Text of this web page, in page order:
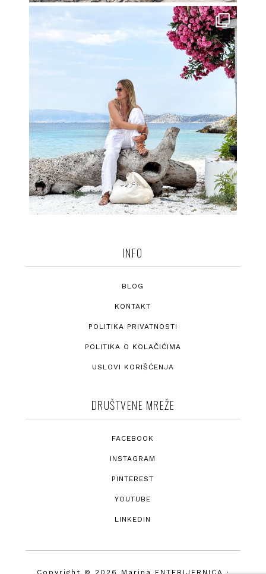
INFO
BLOG
KONTAKT
POLITIKA PRIVATNOSTI
POLITIKA O KOLAČIĆIMA
USLOVI KORIŠĆENJA
DRUŠTVENE MREŽE
FACEBOOK
INSTAGRAM
PINTEREST
YOUTUBE
LINKEDIN
Copyright © 2026 Marina ENTERIJERNICA ·